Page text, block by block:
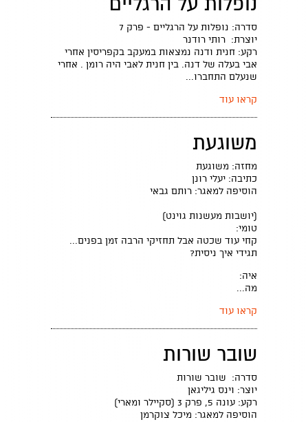
סדרה: נופלות על הרגליים - פרק 7
יוצרת: רותי רודנר
רקע: חנית ודנה נמצאות במעקב בקפריסין אחרי
אבי בעלה של דנה. בין חנית לאבי היה רומן . אחרי
שנעלם התחברו...
קראו עוד
משוגעת
מחזה: משוגעת
כתיבה: יעלי רונן
הוסיפה למאגר: רותם גבאי
(יושבות מעשנות גוינט)
טומי:
קחי עוד שכטה אבל תחזיקי הרבה זמן בפנים...
תגידי איך ניסית?
איה:
מה...
קראו עוד
שובר שורות
סדרה: שובר שורות
יוצר: וינס גיליגאן
רקע: עונה 5, פרק 3 (סקיילר ומארי)
הוסיפה למאגר: מיכל צוקרמן